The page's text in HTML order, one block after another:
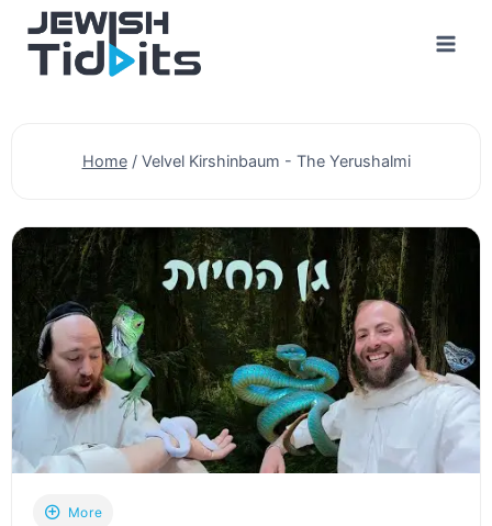
content
Home / Velvel Kirshinbaum - The Yerushalmi
More